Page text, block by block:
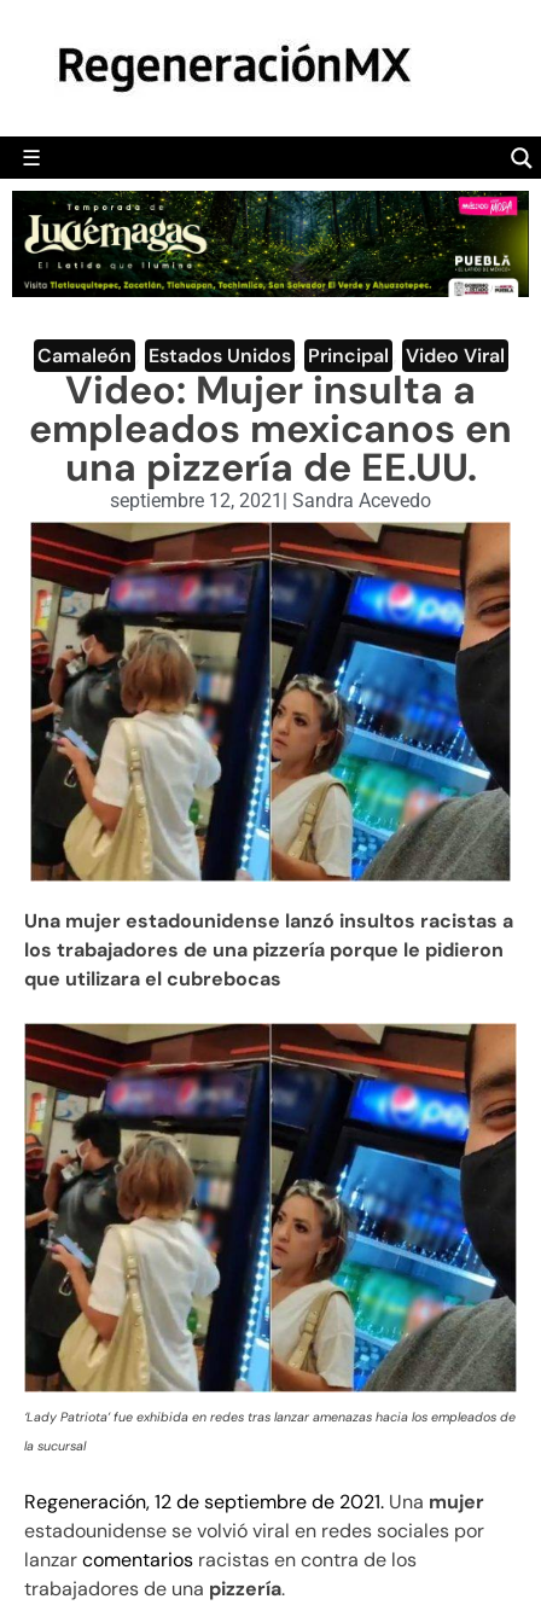
☰
POLÍTICA
CAMALEÓN
OPINIÓN
DEPORTES
ENGLISH SECTION
VIDEOS
Camaleón Estados Unidos Principal Video Viral
Video: Mujer insulta a
empleados mexicanos en
una pizzería de EE.UU.
septiembre 12, 2021 | Sandra Acevedo
Una mujer estadounidense lanzó insultos racistas a
los trabajadores de una pizzería porque le pidieron
que utilizara el cubrebocas
‘Lady Patriota’ fue exhibida en redes tras lanzar amenazas hacia los empleados de
la sucursal
Regeneración, 12 de septiembre de 2021. Una mujer
estadounidense se volvió viral en redes sociales por
lanzarcomentarios racistas en contra de los
trabajadores de una pizzería.